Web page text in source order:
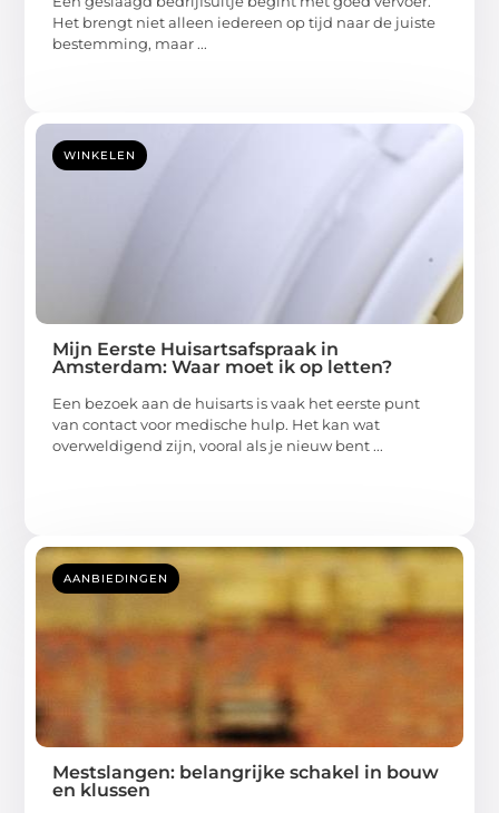
Het brengt niet alleen iedereen op tijd naar de juiste
bestemming, maar ...
WINKELEN
Mijn Eerste Huisartsafspraak in
Amsterdam: Waar moet ik op letten?
van contact voor medische hulp. Het kan wat
overweldigend zijn, vooral als je nieuw bent ...
AANBIEDINGEN
Mestslangen: belangrijke schakel in bouw
en klussen